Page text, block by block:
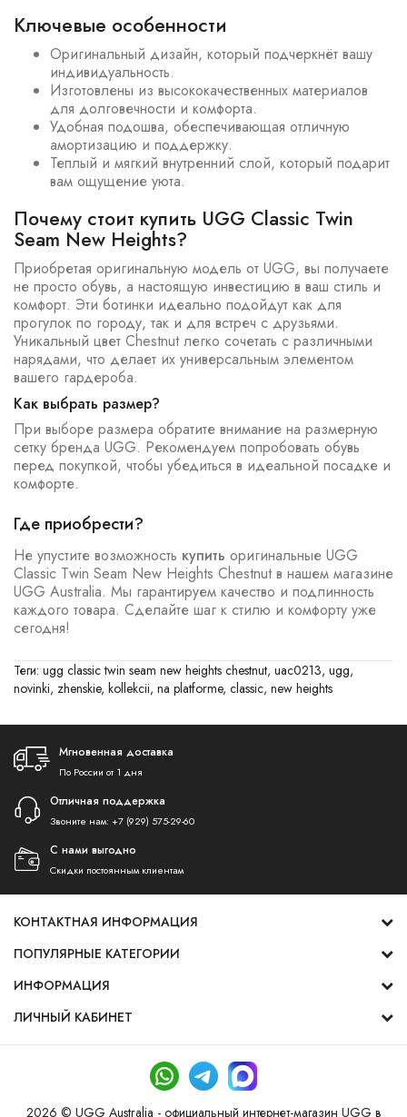
Ключевые особенности
Оригинальный дизайн, который подчеркнёт вашу
индивидуальность.
Изготовлены из высококачественных материалов
для долговечности и комфорта.
Удобная подошва, обеспечивающая отличную
амортизацию и поддержку.
Теплый и мягкий внутренний слой, который подарит
вам ощущение уюта.
Почему стоит купить UGG Classic Twin
Seam New Heights?
Приобретая оригинальную модель от UGG, вы получаете
не просто обувь, а настоящую инвестицию в ваш стиль и
комфорт. Эти ботинки идеально подойдут как для
прогулок по городу, так и для встреч с друзьями.
Уникальный цвет Chestnut легко сочетать с различными
нарядами, что делает их универсальным элементом
вашего гардероба.
Как выбрать размер?
При выборе размера обратите внимание на размерную
сетку бренда UGG. Рекомендуем попробовать обувь
перед покупкой, чтобы убедиться в идеальной посадке и
комфорте.
Где приобрести?
Не упустите возможность купить оригинальные UGG
Classic Twin Seam New Heights Chestnut в нашем магазине
UGG Australia. Мы гарантируем качество и подлинность
каждого товара. Сделайте шаг к стилю и комфорту уже
сегодня!
Теги: ugg classic twin seam new heights chestnut, uac0213, ugg,
novinki, zhenskie, kollekcii, na platforme, classic, new heights
Мгновенная доставка
По России от 1 дня
Отличная поддержка
Звоните нам: +7 (929) 575-29-60
С нами выгодно
Скидки постоянным клиентам
КОНТАКТНАЯ ИНФОРМАЦИЯ
ПОПУЛЯРНЫЕ КАТЕГОРИИ
ИНФОРМАЦИЯ
ЛИЧНЫЙ КАБИНЕТ
2026 © UGG Australia - официальный интернет-магазин UGG в